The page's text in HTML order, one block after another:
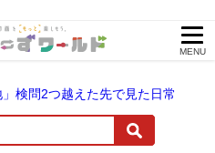
MENU
」検問2つ越えた先で見た日常